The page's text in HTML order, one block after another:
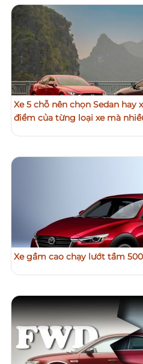
Xe 5 chỗ nên chọn Sedan hay
điểm của từng loại xe mà
Xe gầm cao chạy lướt tầm